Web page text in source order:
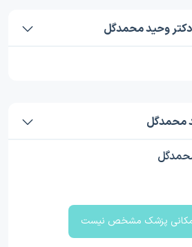
دکتر وحید محمدگل
محمدگل
پزشک مشخص نیست